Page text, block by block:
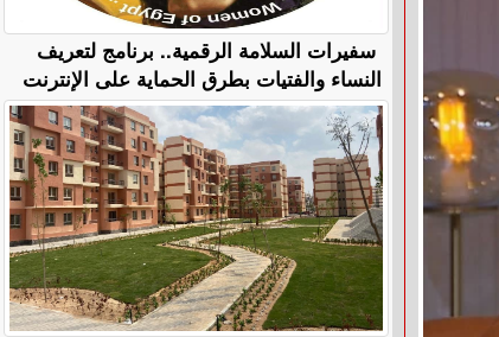
سفيرات السلامة الرقمية.. برنامج لتعريف
النساء والفتيات بطرق الحماية على الإنترنت